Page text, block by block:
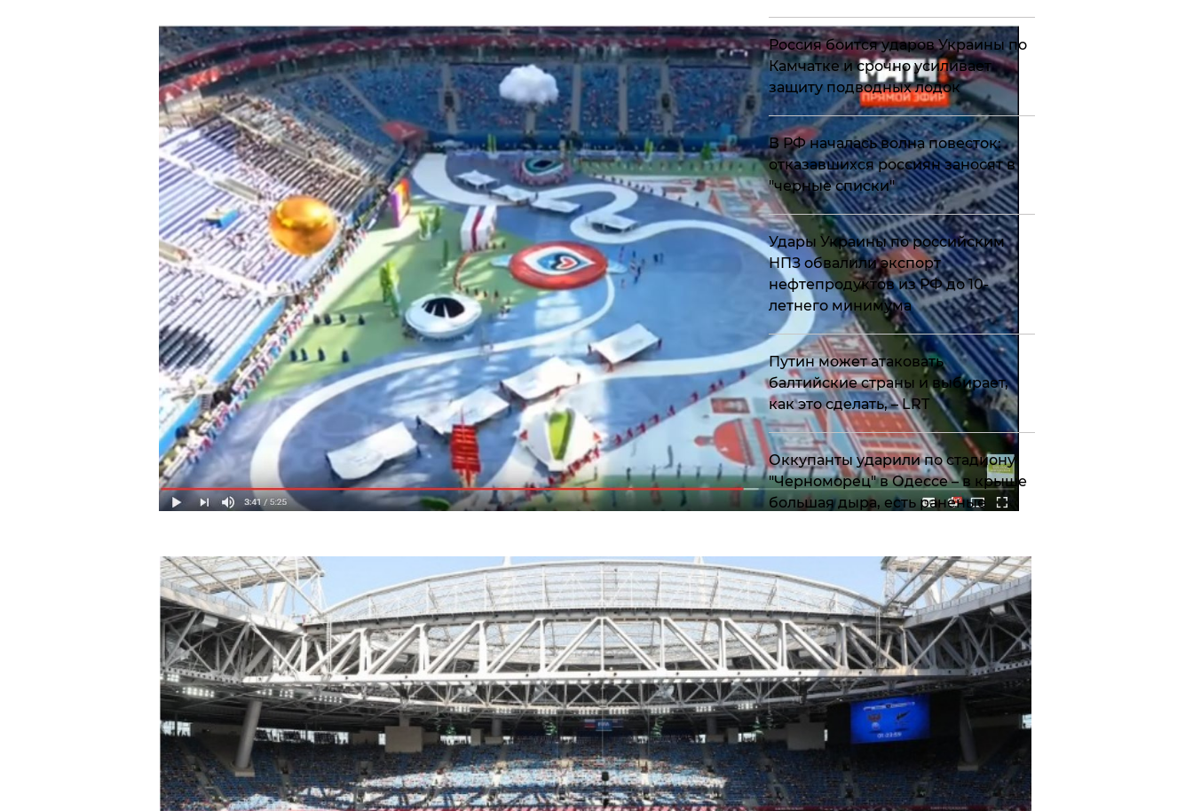
Россия боится ударов Украины по
Камчатке и срочно усиливает
защиту подводных лодок
​В РФ началась волна повесток:
отказавшихся россиян заносят в
"черные списки"
Удары Украины по российским
НПЗ обвалили экспорт
нефтепродуктов из РФ до 10-
летнего минимума
Путин может атаковать
балтийские страны и выбирает,
как это сделать, – LRT
Оккупанты ударили по стадиону
"Черноморец" в Одессе – в крыше
большая дыра, есть раненые